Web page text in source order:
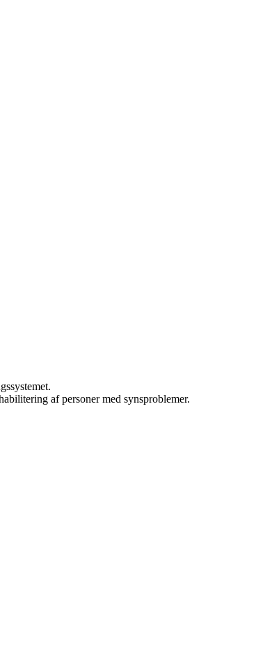
af personer med synsproblemer.